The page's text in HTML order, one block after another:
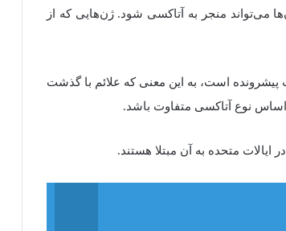
می‌تواند منجر به آتاکسی شود. ژن‌هایی که از
پیشرونده است، به این معنی که علائم با گذشت
نوع آتاکسی متفاوت باشد.